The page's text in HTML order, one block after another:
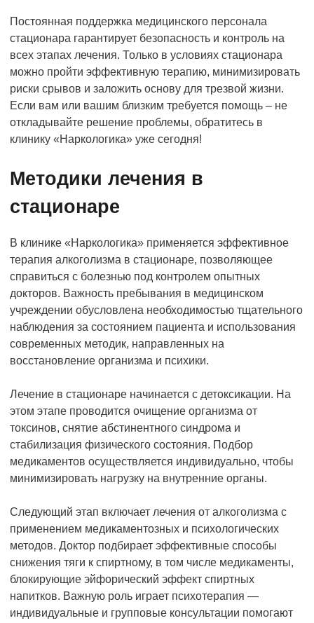
Постоянная поддержка медицинского персонала
стационара гарантирует безопасность и контроль на
всех этапах лечения. Только в условиях стационара
можно пройти эффективную терапию, минимизировать
риски срывов и заложить основу для трезвой жизни.
Если вам или вашим близким требуется помощь – не
откладывайте решение проблемы, обратитесь в
клинику «Наркологика» уже сегодня!
Методики лечения в
стационаре
В клинике «Наркологика» применяется эффективное
терапия алкоголизма в стационаре, позволяющее
справиться с болезнью под контролем опытных
докторов. Важность пребывания в медицинском
учреждении обусловлена необходимостью тщательного
наблюдения за состоянием пациента и использования
современных методик, направленных на
восстановление организма и психики.
Лечение в стационаре начинается с детоксикации. На
этом этапе проводится очищение организма от
токсинов, снятие абстинентного синдрома и
стабилизация физического состояния. Подбор
медикаментов осуществляется индивидуально, чтобы
минимизировать нагрузку на внутренние органы.
Следующий этап включает лечения от алкоголизма с
применением медикаментозных и психологических
методов. Доктор подбирает эффективные способы
снижения тяги к спиртному, в том числе медикаменты,
блокирующие эйфорический эффект спиртных
напитков. Важную роль играет психотерапия —
индивидуальные и групповые консультации помогают